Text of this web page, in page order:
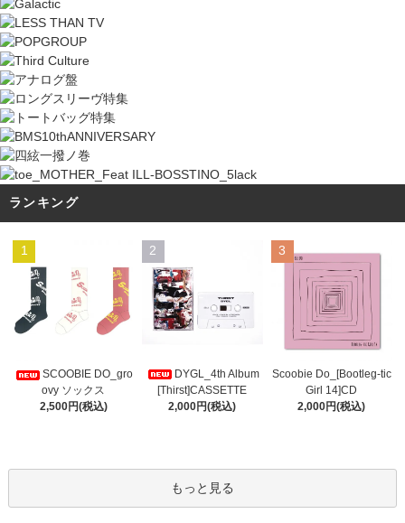
ランキング
1
SCOOBIE DO_gro
ovy ソックス
2,500円(税込)
2
DYGL_4th Album
[Thirst]CASSETTE
2,000円(税込)
3
Scoobie Do_[Bootleg-tic
Girl 14]CD
2,000円(税込)
もっと見る